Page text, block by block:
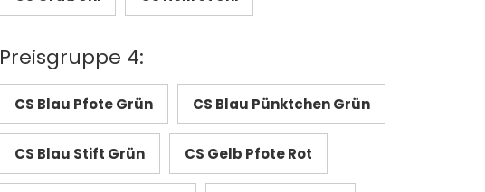
Preisgruppe 4:
CS Blau Pfote Grün CS Blau Pünktchen Grün
CS Blau Stift Grün CS Gelb Pfote Rot